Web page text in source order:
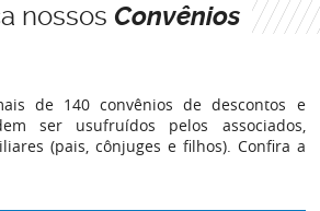
nossos Convênios
de 140 convênios de descontos e
ser usufruídos pelos associados,
(pais, cônjuges e filhos). Confira a